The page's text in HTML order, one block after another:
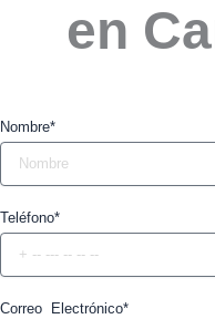
en
Nombre*
Teléfono*
Correo Electrónico*